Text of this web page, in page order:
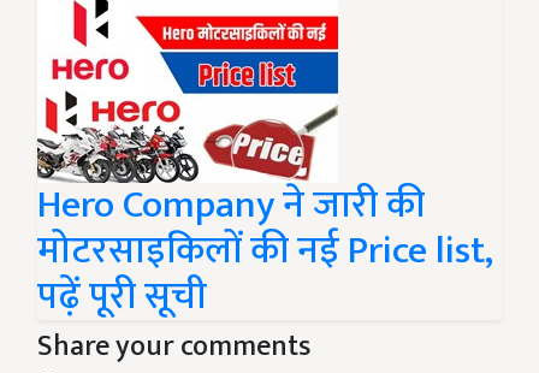
Hero Company ने जारी की
मोटरसाइकिलों की नई Price list,
पढ़ें पूरी सूची
Share your comments